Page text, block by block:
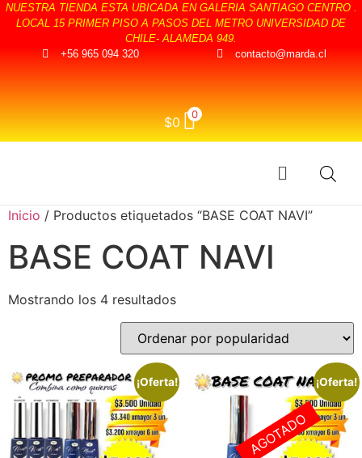
NUESTRA TIENDA ESTA UBICADA EN GALERIA SANTIAGO CENTRO .
LOCAL 15 PRIMER PISO A PASOS DEL METRO UNIVERSIDAD DE
CHILE- ALAMEDA 949.
+56 965 094 320
contacto@marda.cl
$0 0
Inicio / Productos etiquetados “BASE COAT NAVI”
BASE COAT NAVI
Mostrando los 4 resultados
¡Oferta! ¡Oferta!
AGOTADO